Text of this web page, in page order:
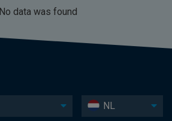
No data was found
NL